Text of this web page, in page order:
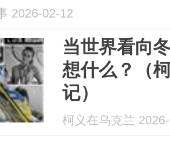
2026-02-12
当世界看向
想什么？（
记）
柯义在乌克兰